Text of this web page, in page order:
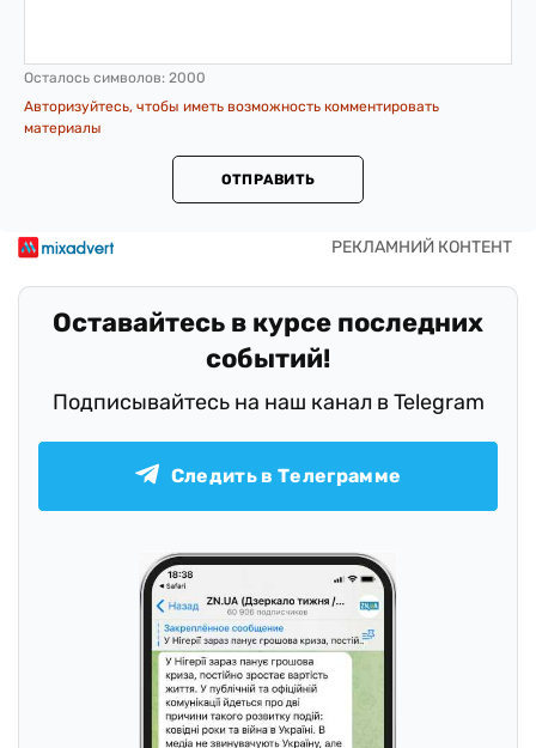
Осталось символов: 2000
Авторизуйтесь, чтобы иметь возможность комментировать
материалы
ОТПРАВИТЬ
Оставайтесь в курсе последних
событий!
Подписывайтесь на наш канал в Telegram
Следить в Телеграмме